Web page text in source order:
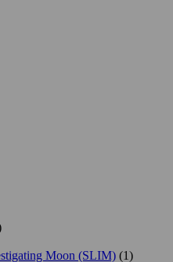
Moon (SLIM) (1)